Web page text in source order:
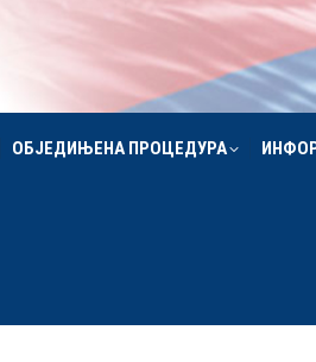
ОБЈЕДИЊЕНА ПРОЦЕДУРА